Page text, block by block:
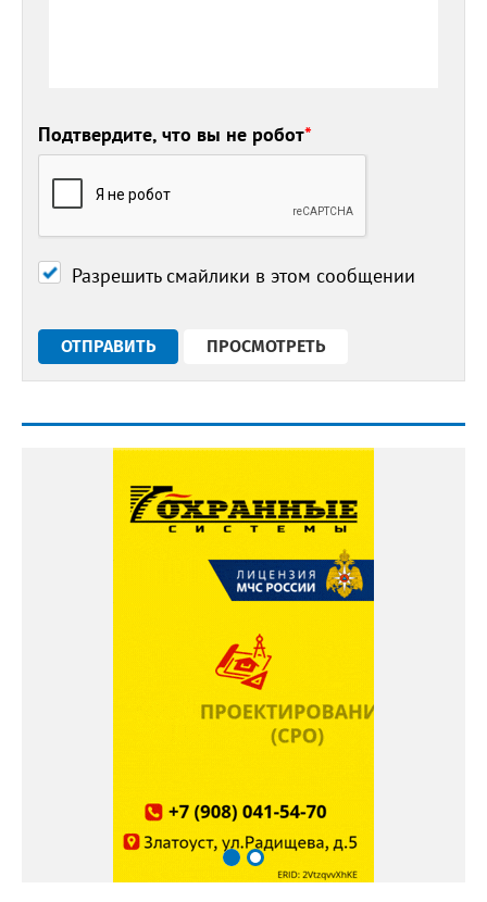
Подтвердите, что вы не робот*
Разрешить смайлики в этом сообщении